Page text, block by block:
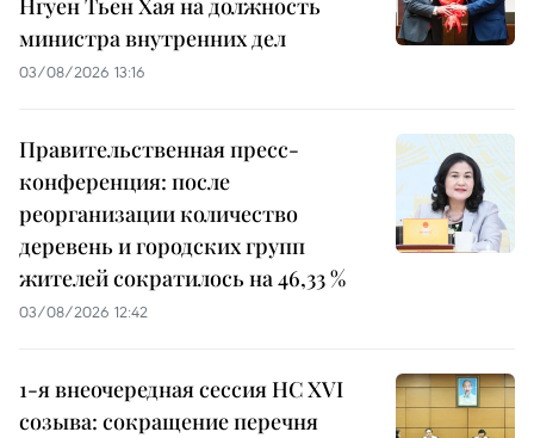
Нгуен Тьен Хая на должность
министра внутренних дел
03/08/2026 13:16
Правительственная пресс-
конференция: после
реорганизации количество
деревень и городских групп
жителей сократилось на 46,33 %
03/08/2026 12:42
1-я внеочередная сессия НС XVI
созыва: сокращение перечня